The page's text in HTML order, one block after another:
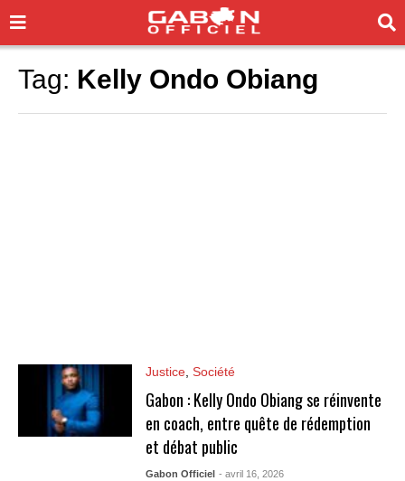
Tag: Kelly Ondo Obiang
Justice, Société
Gabon : Kelly Ondo Obiang se réinvente
en coach, entre quête de rédemption
et débat public
Gabon Officiel - avril 16, 2026